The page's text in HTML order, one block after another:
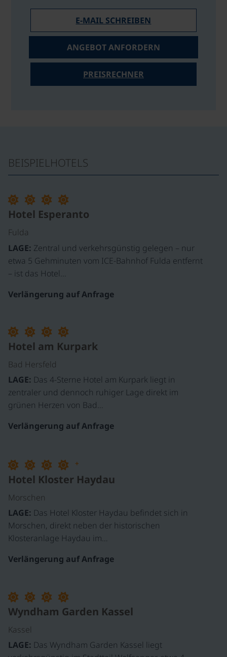
E-MAIL SCHREIBEN
ANGEBOT ANFORDERN
PREISRECHNER
BEISPIELHOTELS
Hotel Esperanto
Fulda
LAGE: Zentral und verkehrsgünstig gelegen – nur
etwa 5 Gehminuten vom ICE-Bahnhof Fulda entfernt
– ist das Hotel…
Verlängerung auf Anfrage
Hotel am Kurpark
Bad Hersfeld
LAGE: Das 4-Sterne Hotel am Kurpark liegt in
zentraler und dennoch ruhiger Lage direkt im
grünen Herzen von Bad…
Verlängerung auf Anfrage
+
Hotel Kloster Haydau
Morschen
LAGE: Das Hotel Kloster Haydau befindet sich in
Morschen, direkt neben der historischen
Klosteranlage Haydau im…
Verlängerung auf Anfrage
Wyndham Garden Kassel
Kassel
LAGE: Das Wyndham Garden Kassel liegt